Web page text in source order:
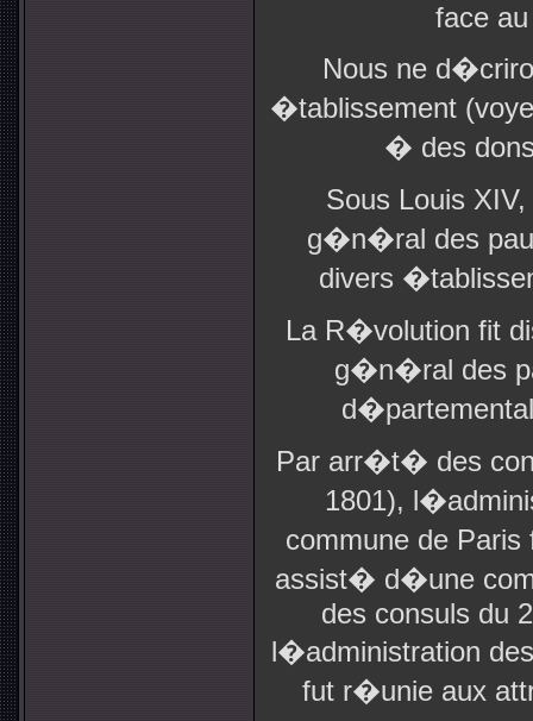
face
Nous ne
�tablissement
� des
Sous Louis
g�n�ral des
divers
La R�volution fit
g�n�ral des
Par arr�t� des
1801),
commune de
assist� d�une
des consuls du
l�administration
fut r�unie aux